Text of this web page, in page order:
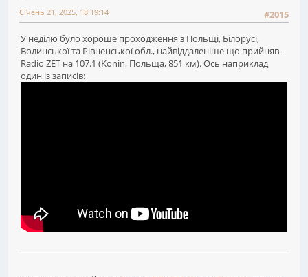
#2015
Січень 21, 2025, 18:19:14
У неділю було хороше проходження з Польщі, Білорусі,
Волинської та Рівненської обл., найвіддаленіше що прийняв –
Radio ZET на 107.1 (Konin, Польща, 851 км). Ось наприклад
один із записів: